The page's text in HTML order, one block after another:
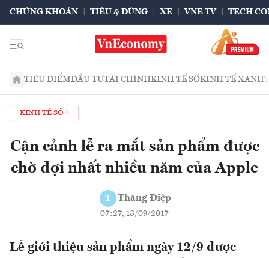
CHỨNG KHOÁN TIÊU & DÙNG XE VNE TV TECH
TIÊU ĐIỂMĐẦU TƯTÀI CHÍNHKINH TẾ SỐKINH TẾ XANH
KINH TẾ SỐ
Cận cảnh lễ ra mắt sản phẩm được
chờ đợi nhất nhiều năm của Apple
T Thăng Điệp
07:27, 13/09/2017
Lễ giới thiệu sản phẩm ngày 12/9 được